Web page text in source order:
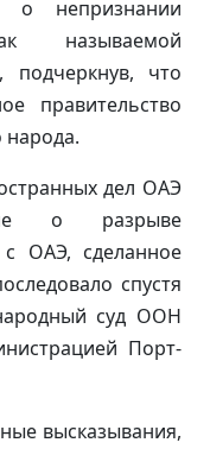
о непризнании
называемой
подчеркнув, что
правительство
народа.
дел ОАЭ
о разрыве
ОАЭ, сделанное
спустя
суд ООН
Порт-
высказывания,